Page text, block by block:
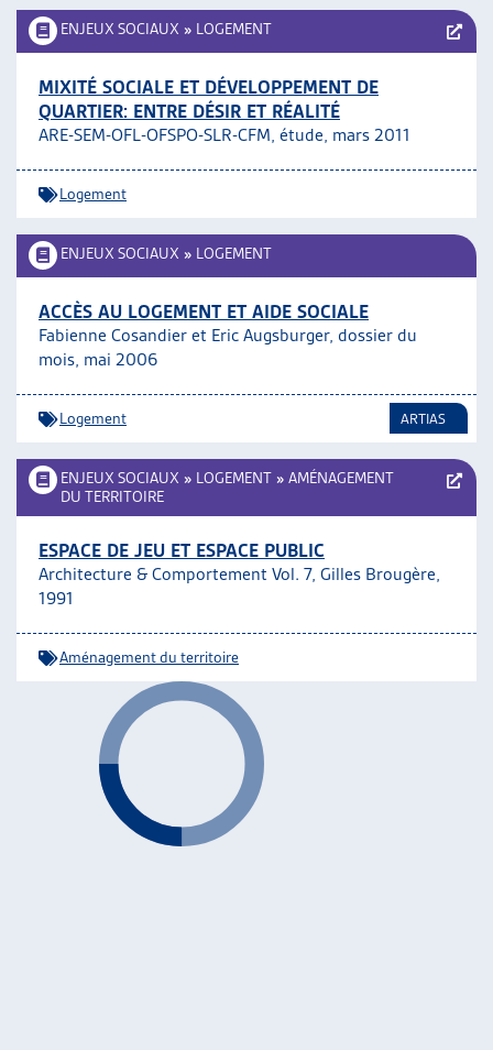
ENJEUX SOCIAUX » LOGEMENT
MIXITÉ SOCIALE ET DÉVELOPPEMENT DE
QUARTIER: ENTRE DÉSIR ET RÉALITÉ
ARE-SEM-OFL-OFSPO-SLR-CFM, étude, mars 2011
Logement
ENJEUX SOCIAUX » LOGEMENT
ACCÈS AU LOGEMENT ET AIDE SOCIALE
Fabienne Cosandier et Eric Augsburger, dossier du
mois, mai 2006
Logement ARTIAS
ENJEUX SOCIAUX » LOGEMENT » AMÉNAGEMENT
DU TERRITOIRE
ESPACE DE JEU ET ESPACE PUBLIC
Architecture & Comportement Vol. 7, Gilles Brougère,
1991
Aménagement du territoire